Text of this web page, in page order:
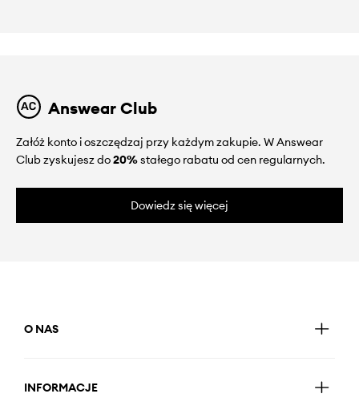
Answear Club
Załóż konto i oszczędzaj przy każdym zakupie. W Answear
Club zyskujesz do20%stałego rabatu od cen regularnych.
Dowiedz się więcej
O NAS
INFORMACJE